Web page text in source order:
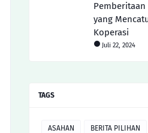
yang
Koperasi
Juli 22, 2024
TAGS
ASAHAN BERITA PILIHAN